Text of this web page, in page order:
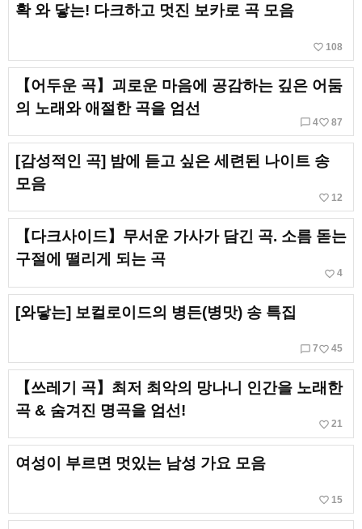
확 와 닿는! 다크하고 멋진 보카로 곡 모음
favorite_border 108
【어두운 곡】괴로운 마음에 공감하는 깊은 어둠
의 노래와 애절한 곡을 엄선
chat_bubble_outline 4favorite_border 87
[감성적인 곡] 밤에 듣고 싶은 세련된 나이트 송
모음
favorite_border 12
【다크사이드】무서운 가사가 담긴 곡. 소름 돋는
구절에 떨리게 되는 곡
favorite_border 4
[와닿는] 보컬로이드의 병든(병맛) 송 특집
chat_bubble_outline 7favorite_border 45
【쓰레기 곡】최저 최악의 망나니 인간을 노래한
곡 & 숨겨진 명곡을 엄선!
favorite_border 21
여성이 부르면 멋있는 남성 가요 모음
favorite_border 15